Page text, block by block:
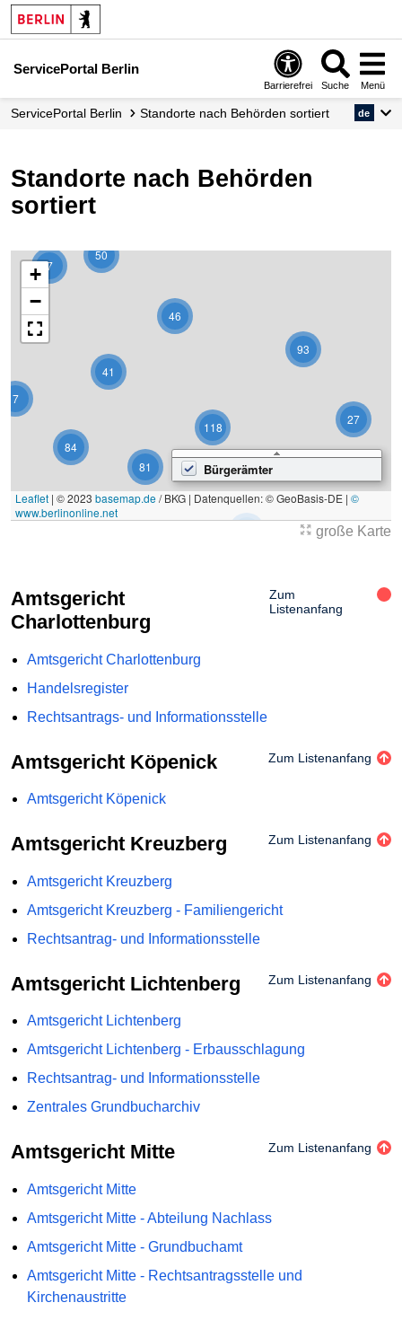
ServicePortal Berlin
Barrierefrei Suche Menü
ServicePortal Berlin Standorte nach Behörden sortiert de
Standorte nach Behörden
sortiert
7
7
46
50
84
41
118
81
27
93
+
−
Bürgerämter
Leaflet | © 2023 basemap.de/ BKG | Datenquellen: © GeoBasis-DE | ©
www.berlinonline.net
große Karte
Amtsgericht
Charlottenburg
Zum
Listenanfang
Amtsgericht Charlottenburg
Handelsregister
Rechtsantrags- und Informationsstelle
Amtsgericht Köpenick Zum Listenanfang
Amtsgericht Köpenick
Amtsgericht Kreuzberg Zum Listenanfang
Amtsgericht Kreuzberg
Amtsgericht Kreuzberg - Familiengericht
Rechtsantrag- und Informationsstelle
Amtsgericht Lichtenberg Zum Listenanfang
Amtsgericht Lichtenberg
Amtsgericht Lichtenberg - Erbausschlagung
Rechtsantrag- und Informationsstelle
Zentrales Grundbucharchiv
Amtsgericht Mitte Zum Listenanfang
Amtsgericht Mitte
Amtsgericht Mitte - Abteilung Nachlass
Amtsgericht Mitte - Grundbuchamt
Amtsgericht Mitte - Rechtsantragsstelle und
Kirchenaustritte